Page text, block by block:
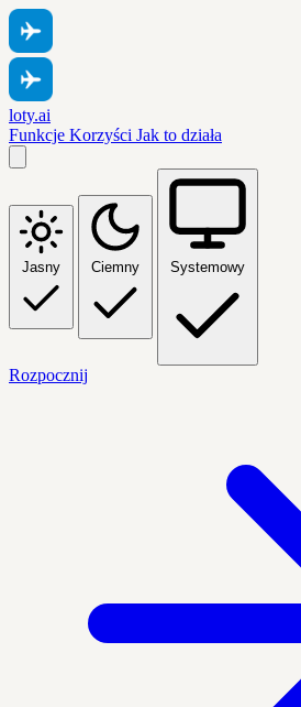
loty.ai
Funkcje Korzyści Jak to działa
Jasny Ciemny Systemowy
Rozpocznij